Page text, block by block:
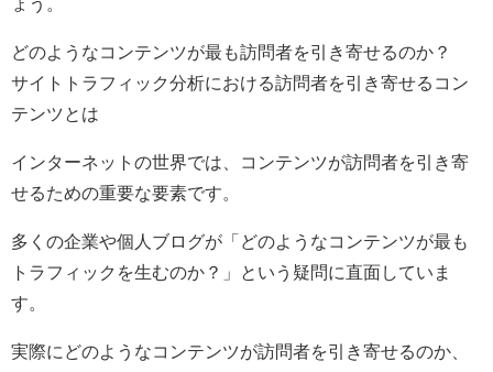
どのようなコンテンツが最も訪問者を引き寄せるのか？
サイトトラフィック分析における訪問者を引き寄せるコン
テンツとは
インターネットの世界では、コンテンツが訪問者を引き寄
せるための重要な要素です。
多くの企業や個人ブログが「どのようなコンテンツが最も
トラフィックを生むのか？」という疑問に直面していま
す。
実際にどのようなコンテンツが訪問者を引き寄せるのか、